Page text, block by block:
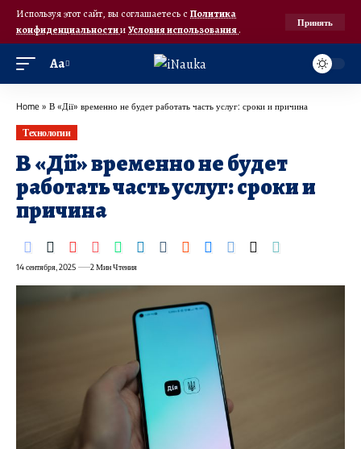
Используя этот сайт, вы соглашаетесь с Политика
конфиденциальностииУсловия использования.
Принять
Аа
Home » В «Дії» временно не будет работать часть услуг: сроки и причина
Технологии
В «Дії» временно не будет
работать часть услуг: сроки и
причина
14 сентября, 2025 2 Мин Чтения